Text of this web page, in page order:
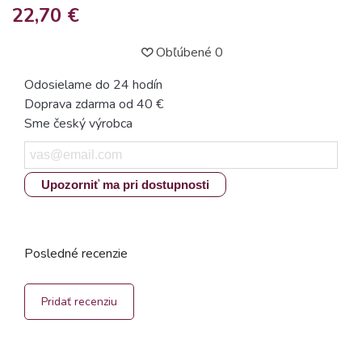
22,70 €
Obľúbené 0
Odosielame do 24 hodín
Doprava zdarma od 40 €
Sme český výrobca
Upozorniť ma pri dostupnosti
Posledné recenzie
Pridať recenziu